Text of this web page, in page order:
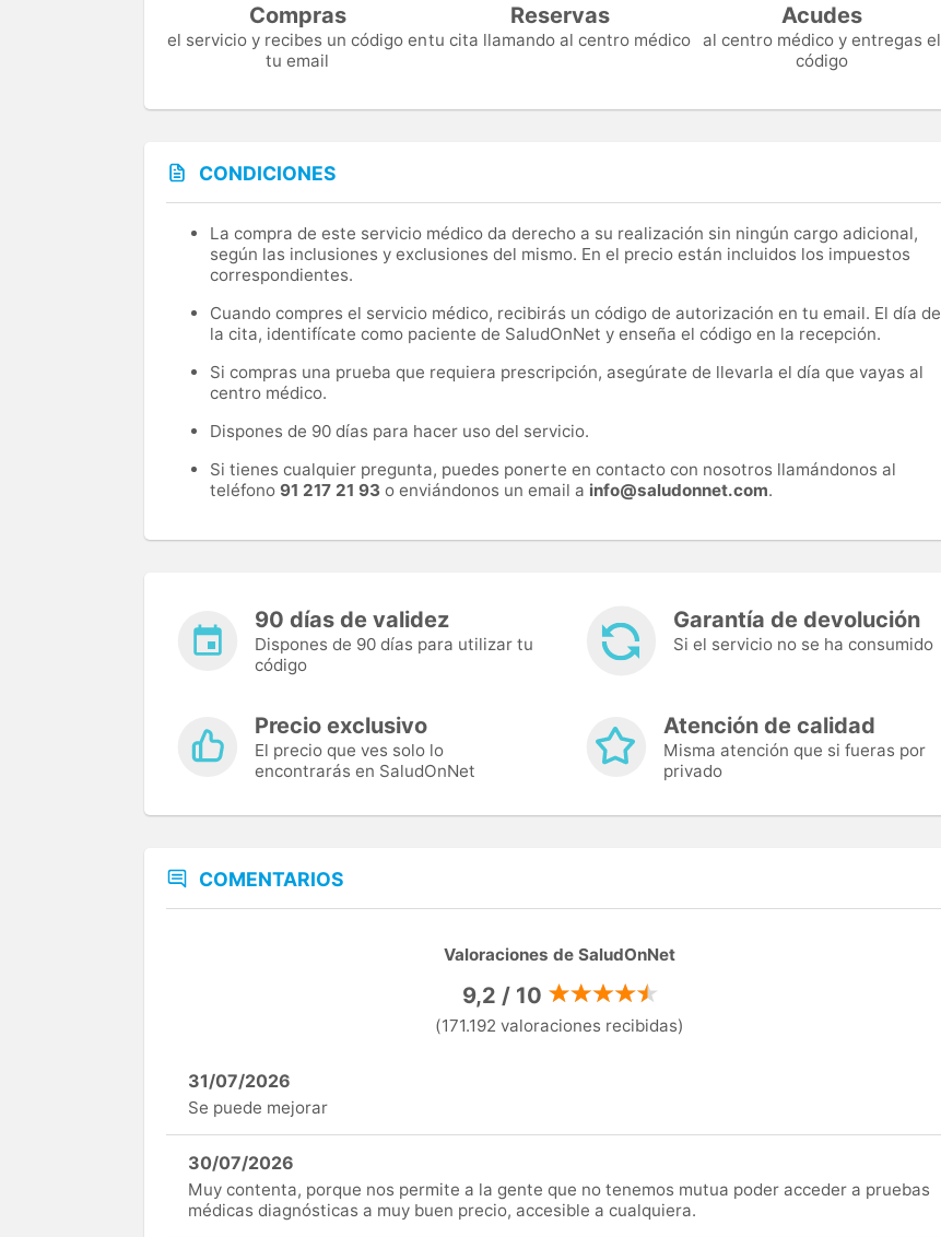
Compras
el servicio y recibes un código en
tu email
Reservas
tu cita llamando al centro médico
Acudes
al centro médico y entregas el
código
CONDICIONES
La compra de este servicio médico da derecho a su realización sin ningún cargo adicional,
según las inclusiones y exclusiones del mismo. En el precio están incluidos los impuestos
correspondientes.
Cuando compres el servicio médico, recibirás un código de autorización en tu email. El día de
la cita, identifícate como paciente de SaludOnNet y enseña el código en la recepción.
Si compras una prueba que requiera prescripción, asegúrate de llevarla el día que vayas al
centro médico.
Dispones de 90 días para hacer uso del servicio.
Si tienes cualquier pregunta, puedes ponerte en contacto con nosotros llamándonos al
teléfono 91 217 21 93 o enviándonos un email a info@saludonnet.com.
90 días de validez
Dispones de 90 días para utilizar tu
código
Garantía de devolución
Si el servicio no se ha consumido
Precio exclusivo
El precio que ves solo lo
encontrarás en SaludOnNet
Atención de calidad
Misma atención que si fueras por
privado
COMENTARIOS
Valoraciones de SaludOnNet
9,2 / 10
(171.192 valoraciones recibidas)
31/07/2026
Se puede mejorar
30/07/2026
Muy contenta, porque nos permite a la gente que no tenemos mutua poder acceder a pruebas
médicas diagnósticas a muy buen precio, accesible a cualquiera.